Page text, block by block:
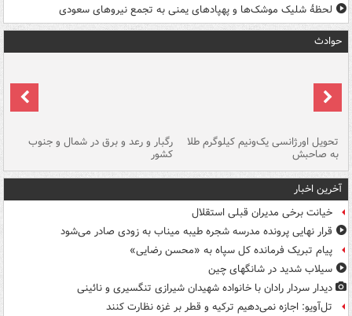
لحظۀ شلیک موشک‌ها و پهپادهای یمنی به تجمع نیروهای سعودی
حوادث
تحویل اورژانسی یک‌ونیم کیلوگرم طلا
به صاحبش
رگبار و رعد و برق در شمال و جنوب
کشور
آخرین اخبار
خیانت برخی مدیران قبلی استقلال
قرار نهایی پرونده مدرسه شجره طیبه میناب به زودی صادر می‌شود
پیام تبریک فرمانده کل سپاه به «محسن رضایی»
سیلاب شدید در شانگهای چین
دیدار سردار رادان با خانواده‌ شهیدان شیرازی تنگسیری و نائینی
تل‌آویو: اجازه نمی‌دهیم ترکیه و قطر بر غزه نظارت کنند